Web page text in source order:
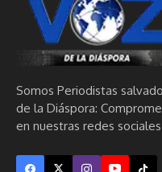
Somos Periodistas
de la Diáspora:
en nuestras redes